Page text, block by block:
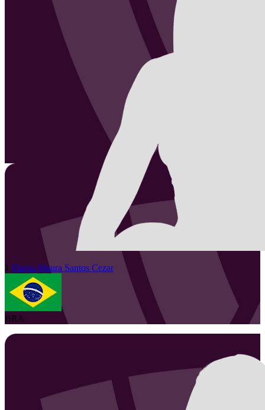
1 Flavia Moura Santos Cezar
BRA